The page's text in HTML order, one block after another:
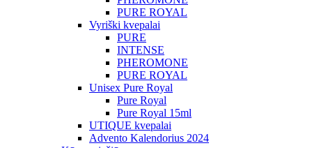
PURE ROYAL
Vyriški kvepalai
PURE
INTENSE
PHEROMONE
PURE ROYAL
Unisex Pure Royal
Pure Royal
Pure Royal 15ml
UTIQUE kvepalai
Advento Kalendorius 2024